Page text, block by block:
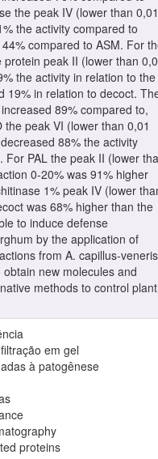
the peak IV (lower than 0,01
the activity compared to
compared to ASM. For
protein peak II (lower than
the activity in relation to the
19% in relation to decoct.
89% compared to,
the peak VI (lower than 0,01
88% the activity
For PAL the peak II (lower
0-20% was 91% higher
1% peak IV (lower
was 68% higher than the
to induce defense
by the application of
from A. capillus-
new molecules and
methods to control plant
em gel
à patogênese
proteins